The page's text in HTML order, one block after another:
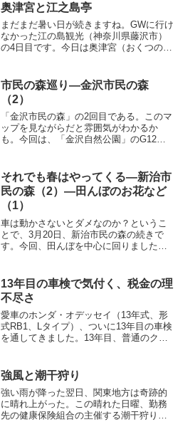
奥津宮と江之島亭
まだまだ暑い日が続きますね。GWに行け
なかった江の島観光（神奈川県藤沢市）
の4日目です。今日は奥津宮（おくつのみ
蓄全開でいってみますよ！笑サミュエ
ル・コッキン...
市民の森巡り―金沢市民の森
（2）
「金沢市民の森」の2回目である。このマ
ップを見ながらだと雰囲気がわかるか
も。今回は、「金沢自然公園」のG12か
ければならないので短縮）。前回の平坦
な道に比べ、いきな...
それでも春はやってくる―新治市
民の森（2）―田んぼのお花など
（1）
車は動かさないとダメなのか？というこ
とで、3月20日、新治市民の森の続きで
す。今回、田んぼを中心に回りました。
が、ところがどうして。このシリーズの
記事：それでも春はやって...
13年目の車検で気付く、税金の理
不尽さ
愛車のホンダ・オデッセイ（13年式、形
式RB1、Lタイプ）、ついに13年目の車検
を通してきました。13年目、普通のクル
km未満）、地下駐車場に置いていて外観
の痛みも少...
強風と潮干狩り
強い雨が降った翌日、関東地方は奇跡的
に晴れ上がった。この晴れた日曜、勤務
先の健康保険組合の主催する潮干狩り大